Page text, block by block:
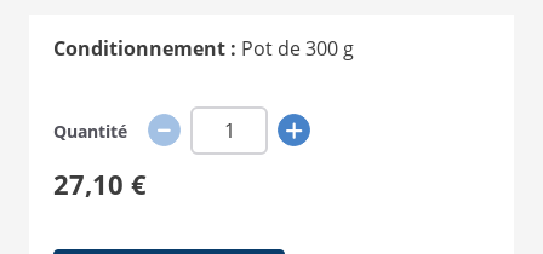
Conditionnement : Pot de 300 g
Quantité
27,10 €